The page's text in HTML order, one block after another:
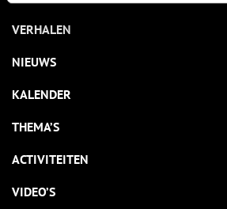
VERHALEN
NIEUWS
KALENDER
THEMA’S
ACTIVITEITEN
VIDEO’S